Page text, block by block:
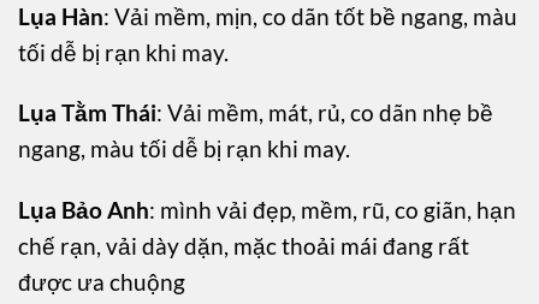
Lụa Hàn: Vải mềm, mịn, co dãn tốt bề ngang, màu
tối dễ bị rạn khi may.
Lụa Tằm Thái: Vải mềm, mát, rủ, co dãn nhẹ bề
ngang, màu tối dễ bị rạn khi may.
Lụa Bảo Anh: mình vải đẹp, mềm, rũ, co giãn, hạn
chế rạn, vải dày dặn, mặc thoải mái đang rất
được ưa chuộng